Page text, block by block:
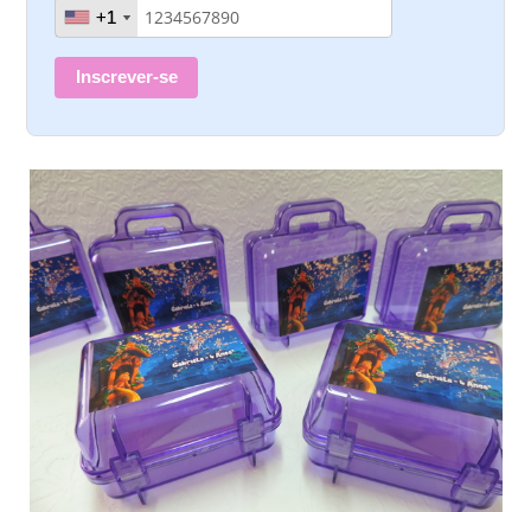
+1
+1
Inscrever-se